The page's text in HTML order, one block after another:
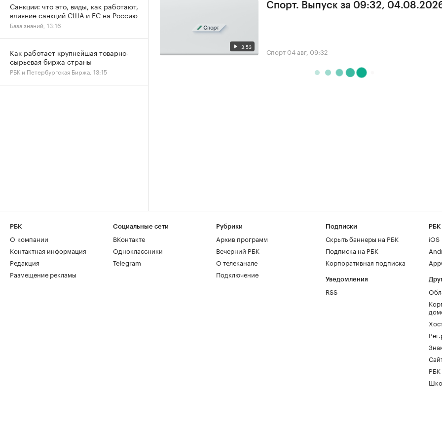
3:53
Спорт. Выпуск за 09:32,
Спорт 04 авг, 09:32
Санкции: что это, виды, как работают,
влияние санкций США и ЕС на Россию
База знаний, 13:16
Как работает крупнейшая товарно-
сырьевая биржа страны
РБК и Петербургская Биржа, 13:15
РБК
О компании
Контактная информация
Редакция
Размещение рекламы
Социальные сети
ВКонтакте
Одноклассники
Telegram
Рубрики
Архив программ
Вечерний РБК
О телеканале
Подключение
Подписки
Скрыть баннеры на РБК
Подписка на РБК
Корпоративная подписка
Уведомления
RSS
РБК
iOS